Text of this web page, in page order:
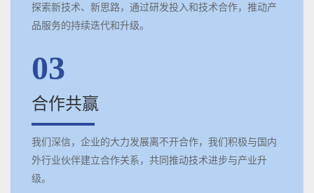
探索新技术、新思路，通过研发投入和技术合作，推动产
品服务的持续迭代和升级。
03
合作共赢
我们深信，企业的大力发展离不开合作，我们积极与国内
外行业伙伴建立合作关系，共同推动技术进步与产业升
级。